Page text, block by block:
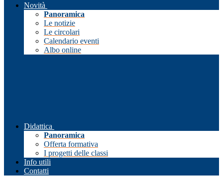
Novità
Panoramica
Le notizie
Le circolari
Calendario eventi
Albo online
Didattica
Panoramica
Offerta formativa
I progetti delle classi
Info utili
Contatti